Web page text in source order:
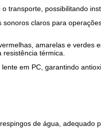
transporte, possibilitando
sonoros claros para
amarelas e verdes
térmica.
em PC, garantindo
de água, adequado